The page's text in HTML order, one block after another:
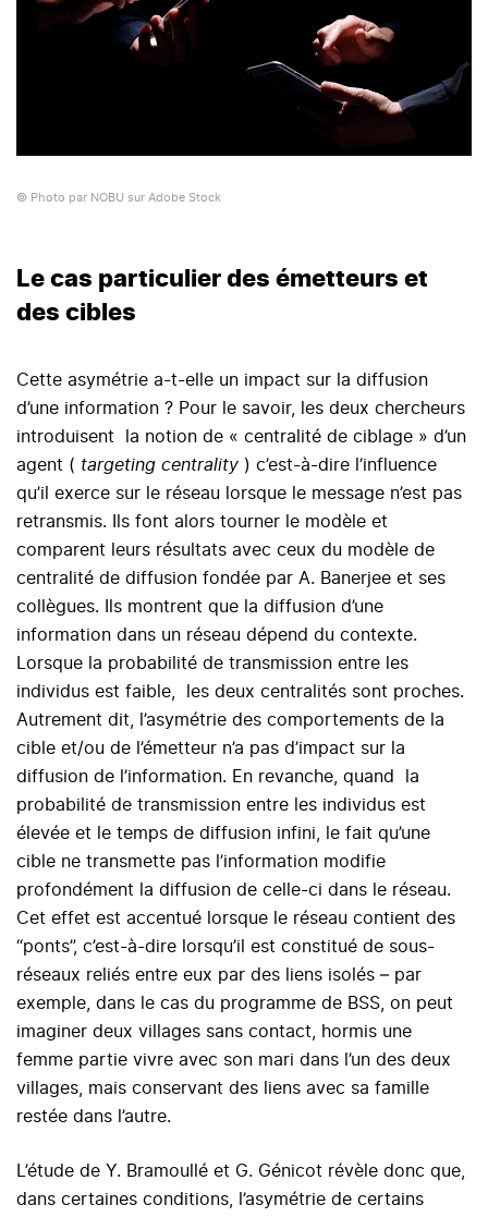
© Photo par NOBU sur Adobe Stock
Le cas particulier des émetteurs et
des cibles
Cette asymétrie a-t-elle un impact sur la diffusion
d’une information ? Pour le savoir, les deux chercheurs
introduisent la notion de « centralité de ciblage » d’un
agent ( targeting centrality ) c’est-à-dire l’influence
qu’il exerce sur le réseau lorsque le message n’est pas
retransmis. Ils font alors tourner le modèle et
comparent leurs résultats avec ceux du modèle de
centralité de diffusion fondée par A. Banerjee et ses
collègues. Ils montrent que la diffusion d’une
information dans un réseau dépend du contexte.
Lorsque la probabilité de transmission entre les
individus est faible, les deux centralités sont proches.
Autrement dit, l’asymétrie des comportements de la
cible et/ou de l’émetteur n’a pas d’impact sur la
diffusion de l’information. En revanche, quand la
probabilité de transmission entre les individus est
élevée et le temps de diffusion infini, le fait qu’une
cible ne transmette pas l’information modifie
profondément la diffusion de celle-ci dans le réseau.
Cet effet est accentué lorsque le réseau contient des
“ponts”, c’est-à-dire lorsqu’il est constitué de sous-
réseaux reliés entre eux par des liens isolés – par
exemple, dans le cas du programme de BSS, on peut
imaginer deux villages sans contact, hormis une
femme partie vivre avec son mari dans l’un des deux
villages, mais conservant des liens avec sa famille
restée dans l’autre.
L’étude de Y. Bramoullé et G. Génicot révèle donc que,
dans certaines conditions, l’asymétrie de certains